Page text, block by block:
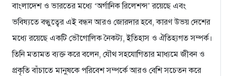
বাংলাদেশ ও ভারতের মধ্যে ‘অর্গানিক রিলেশন্স’ রয়েছে এবং
ভবিষ্যতে বন্ধুত্বের এই বন্ধন আরও জোরদার হবে, কারণ উভয় দেশের
মধ্যে রয়েছে একটি ভৌগোলিক নৈকট্য, ইতিহাস ও ঐতিহ্যগত সম্পর্ক।
তিনি মতামত ব্যক্ত করে বলেন, যৌথ সহযোগিতার মাধ্যমে জীবন ও
প্রকৃতি বাঁচাতে মানুষকে পরিবেশ সম্পর্কে আরও বেশি সচেতন করে